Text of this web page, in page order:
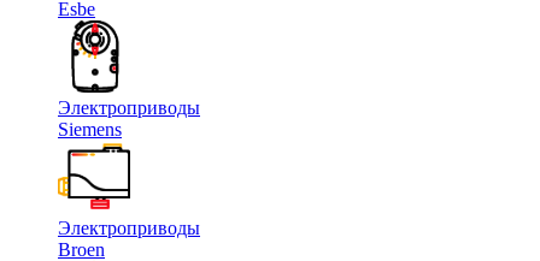
Esbe
Электроприводы
Siemens
Электроприводы
Broen